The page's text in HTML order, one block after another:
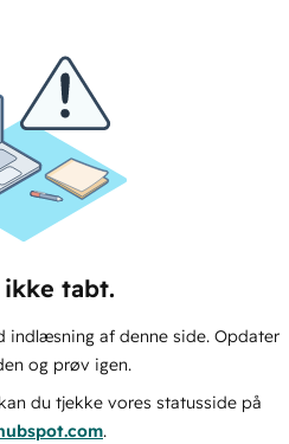
tabt.
indlæsning af denne side. Opdater
og prøv igen.
du tjekke vores statusside på
.